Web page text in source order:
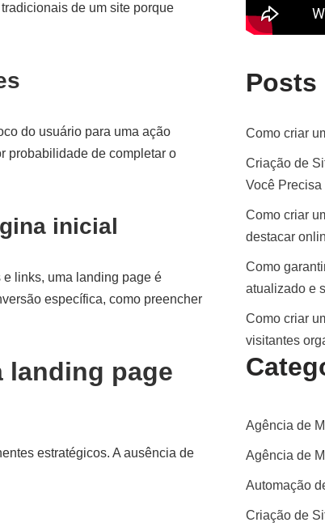
de um site porque
do usuário para uma ação
probabilidade de completar o
inicial
links, uma landing page é
específica, como preencher
landing page
estratégicos. A ausência de
Posts
Como criar
Criação de
Você Precisa
Como criar
destacar
Como
atualizado e
Como criar
visitantes
Agência de
Agência de
Automação
Criação de